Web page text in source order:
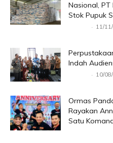
Nasional,
Stok Pupuk
- 11/
Indah
- 10/
Ormas
Rayakan
Satu